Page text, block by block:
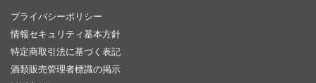
プライバシーポリシー
情報セキュリティ基本方針
特定商取引法に基づく表記
酒類販売管理者標識の掲示